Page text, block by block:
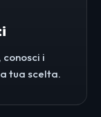
i
tua scelta.